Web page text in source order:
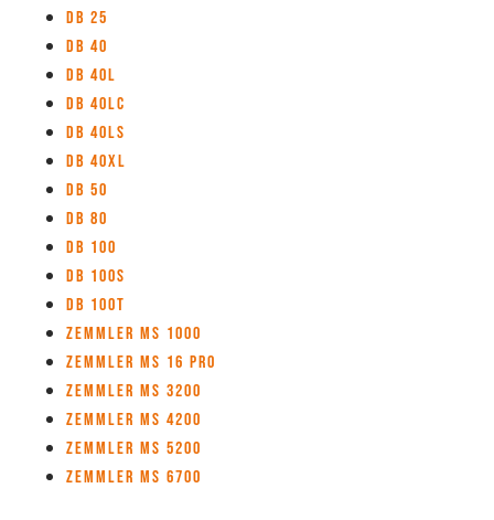
DB 25
DB 40
DB 40L
DB 40LC
DB 40LS
DB 40XL
DB 50
DB 80
DB 100
DB 100S
DB 100T
Zemmler MS 1000
Zemmler MS 16 Pro
Zemmler MS 3200
Zemmler MS 4200
Zemmler MS 5200
Zemmler MS 6700